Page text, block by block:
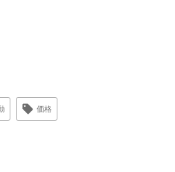
価格